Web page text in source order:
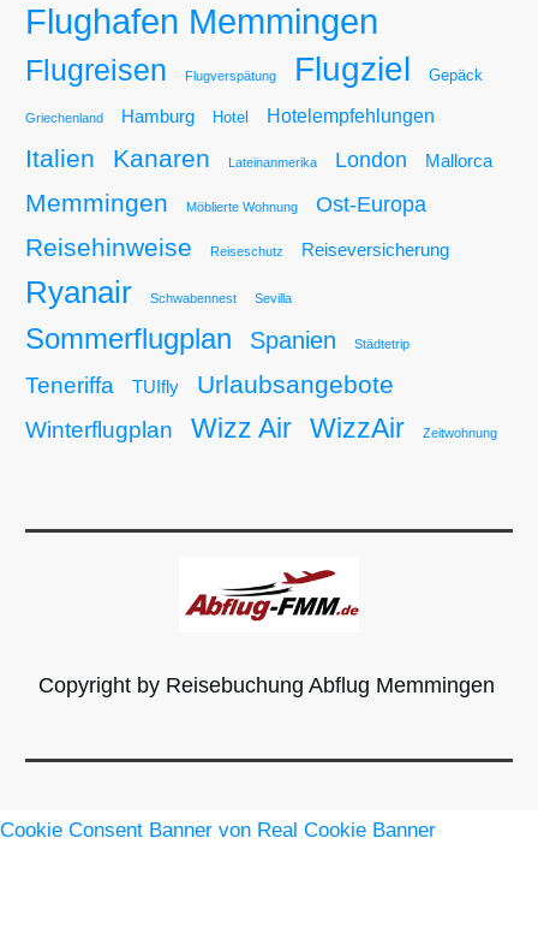
Flughafen Memmingen
Flugreisen Flugverspätung Flugziel Gepäck
Griechenland Hamburg Hotel Hotelempfehlungen
Italien Kanaren Lateinanmerika London Mallorca
Memmingen Möblierte Wohnung Ost-Europa
Reisehinweise Reiseschutz Reiseversicherung
Ryanair Schwabennest Sevilla
Sommerflugplan Spanien Städtetrip
Teneriffa TUIfly Urlaubsangebote
Winterflugplan Wizz Air WizzAir Zeitwohnung
Copyright by Reisebuchung Abflug Memmingen
Cookie Consent Banner von Real Cookie Banner